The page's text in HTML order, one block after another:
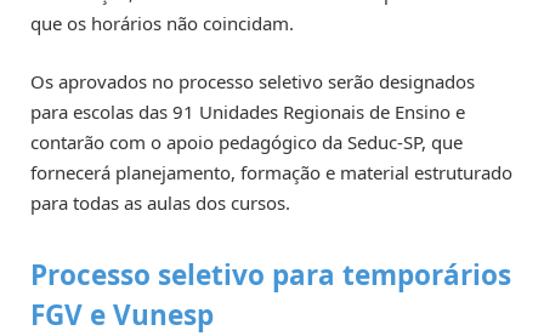
que os horários não coincidam.
Os aprovados no processo seletivo serão designados
para escolas das 91 Unidades Regionais de Ensino e
contarão com o apoio pedagógico da Seduc-SP, que
fornecerá planejamento, formação e material estruturado
para todas as aulas dos cursos.
Processo seletivo para temporários
FGV e Vunesp